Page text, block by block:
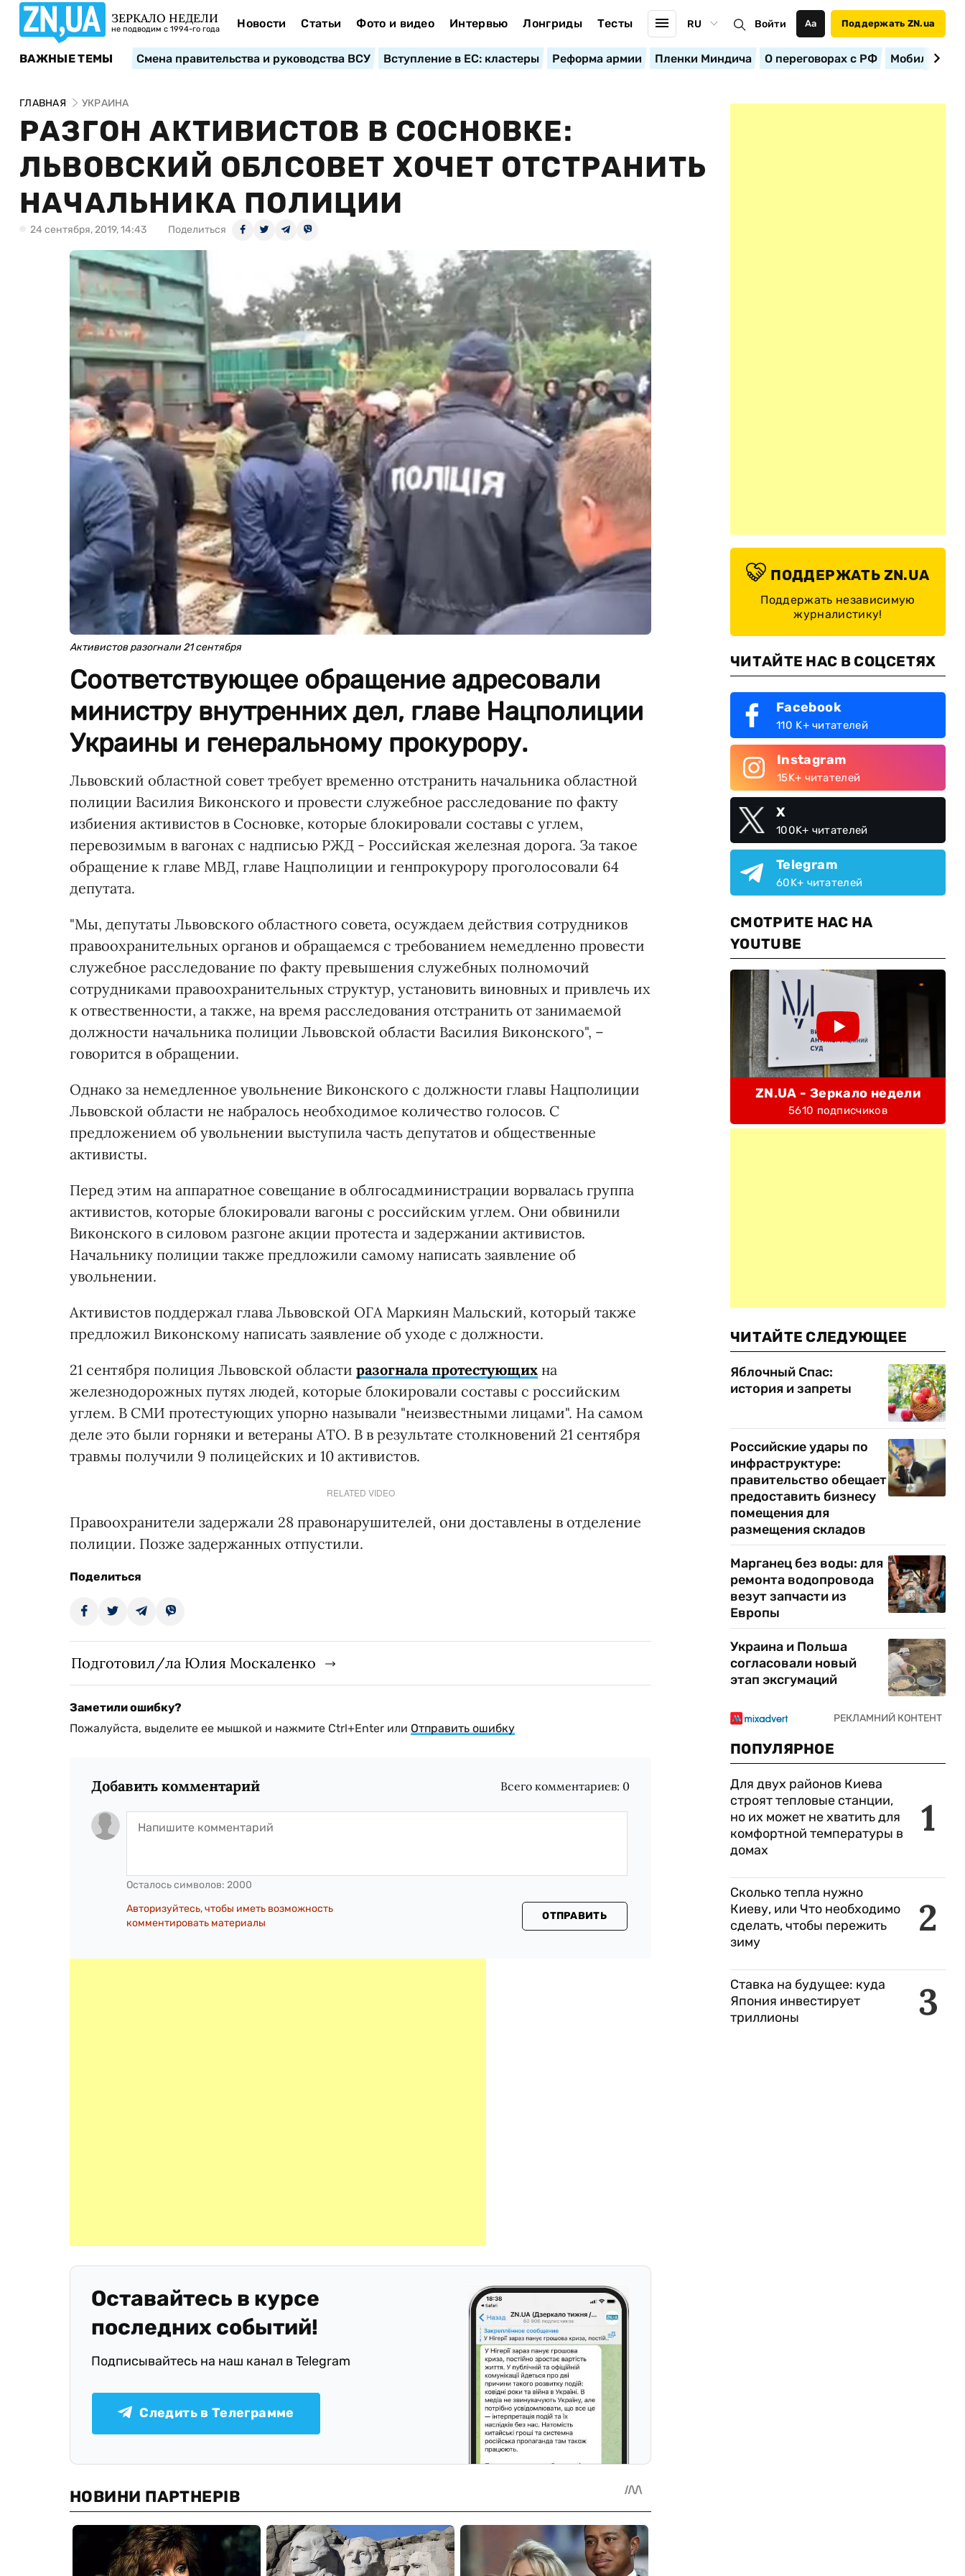
ЗЕРКАЛО НЕДЕЛИ
не подводим с 1994-го года Новости Статьи Фото и видео Интервью Лонгриды Тесты RU Войти Аа Поддержать ZN.ua
ВАЖНЫЕ ТЕМЫ Смена правительства и руководства ВСУ Вступление в ЕС: кластеры Реформа армии Пленки Миндича О переговорах с РФ
ГЛАВНАЯ УКРАИНА
РАЗГОН АКТИВИСТОВ В СОСНОВКЕ:
ЛЬВОВСКИЙ ОБЛСОВЕТ ХОЧЕТ ОТСТРАНИТЬ
НАЧАЛЬНИКА ПОЛИЦИИ
24 сентября, 2019, 14:43 Поделиться
Активистов разогнали 21 сентября
Соответствующее обращение адресовали
министру внутренних дел, главе Нацполиции
Украины и генеральному прокурору.
Львовский областной совет требует временно отстранить начальника областной
полиции Василия Виконского и провести служебное расследование по факту
избиения активистов в Сосновке, которые блокировали составы с углем,
перевозимым в вагонах с надписью РЖД - Российская железная дорога. За такое
обращение к главе МВД, главе Нацполиции и генпрокурору проголосовали 64
депутата.
"Мы, депутаты Львовского областного совета, осуждаем действия сотрудников
правоохранительных органов и обращаемся с требованием немедленно провести
служебное расследование по факту превышения служебных полномочий
сотрудниками правоохранительных структур, установить виновных и привлечь их
к отвественности, а также, на время расследования отстранить от занимаемой
должности начальника полиции Львовской области Василия Виконского", –
говорится в обращении.
Однако за немедленное увольнение Виконского с должности главы Нацполиции
Львовской области не набралось необходимое количество голосов. С
предложением об увольнении выступила часть депутатов и общественные
активисты.
Перед этим на аппаратное совещание в облгосадминистрации ворвалась группа
активистов, которые блокировали вагоны с российским углем. Они обвинили
Виконского в силовом разгоне акции протеста и задержании активистов.
Начальнику полиции также предложили самому написать заявление об
увольнении.
Активистов поддержал глава Львовской ОГА Маркиян Мальский, который также
предложил Виконскому написать заявление об уходе с должности.
21 сентября полиция Львовской области разогнала протестующих на
железнодорожных путях людей, которые блокировали составы с российским
углем. В СМИ протестующих упорно называли "неизвестными лицами". На самом
деле это были горняки и ветераны АТО. В в результате столкновений 21 сентября
травмы получили 9 полицейских и 10 активистов.
RELATED VIDEO
Правоохранители задержали 28 правонарушителей, они доставлены в отделение
полиции. Позже задержанных отпустили.
Поделиться
Подготовил/ла Юлия Москаленко
Заметили ошибку?
Пожалуйста, выделите ее мышкой и нажмите Ctrl+Enter или Отправить ошибку
Добавить комментарий Всего комментариев: 0
Осталось символов: 2000
Авторизуйтесь, чтобы иметь возможность
комментировать материалы
ОТПРАВИТЬ
Оставайтесь в курсе
последних событий!
Подписывайтесь на наш канал в Telegram
Следить в Телеграмме
ПОДДЕРЖАТЬ ZN.UA
Поддержать независимую
журналистику!
ЧИТАЙТЕ НАС В СОЦСЕТЯХ
Facebook
110 K+ читателей
Instagram
15K+ читателей
X
100K+ читателей
Telegram
60K+ читателей
СМОТРИТЕ НАС НА
YOUTUBE
ZN.UA - Зеркало недели
5610 подписчиков
ЧИТАЙТЕ СЛЕДУЮЩЕЕ
Яблочный Спас:
история и запреты
Российские удары по
инфраструктуре:
правительство обещает
предоставить бизнесу
помещения для
размещения складов
Марганец без воды: для
ремонта водопровода
везут запчасти из
Европы
Украина и Польша
согласовали новый
этап эксгумаций
ПОПУЛЯРНОЕ
1
Для двух районов Киева
строят тепловые станции,
но их может не хватить для
комфортной температуры в
домах
2
Сколько тепла нужно
Киеву, или Что необходимо
сделать, чтобы пережить
зиму
3
Ставка на будущее: куда
Япония инвестирует
триллионы